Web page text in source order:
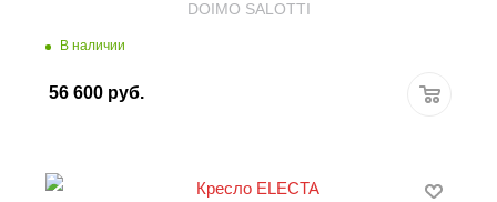
DOIMO SALOTTI
В наличии
56 600 руб.